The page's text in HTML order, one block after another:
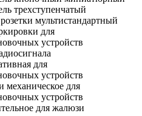
трехступенчатый
мультистандартный
для
устройств
для
устройств
механическое для
устройств
для жалюзи